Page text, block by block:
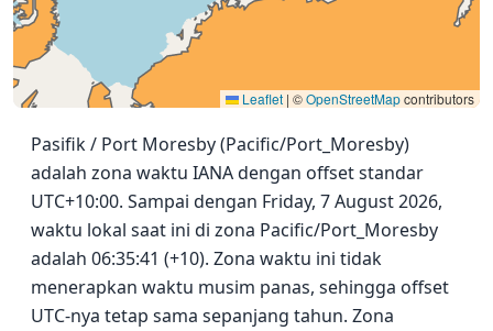
Leaflet | ©OpenStreetMapcontributors
Pasifik / Port Moresby (Pacific/Port_Moresby)
adalah zona waktu IANA dengan offset standar
UTC+10:00. Sampai dengan Friday, 7 August 2026,
waktu lokal saat ini di zona Pacific/Port_Moresby
adalah 06:35:41 (+10). Zona waktu ini tidak
menerapkan waktu musim panas, sehingga offset
UTC-nya tetap sama sepanjang tahun. Zona